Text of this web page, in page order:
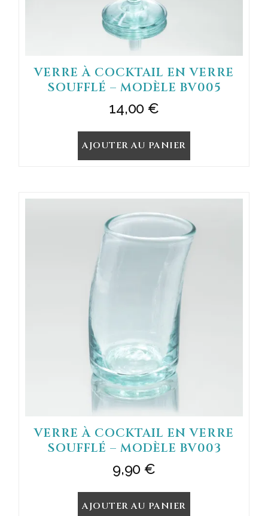
VERRE À COCKTAIL EN VERRE
SOUFFLÉ – MODÈLE BV005
14,00 €
AJOUTER AU PANIER
VERRE À COCKTAIL EN VERRE
SOUFFLÉ – MODÈLE BV003
9,90 €
AJOUTER AU PANIER